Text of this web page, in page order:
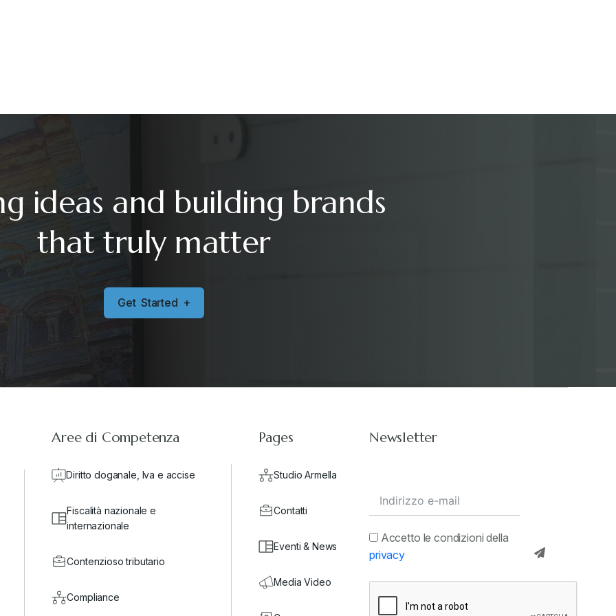
ideas and building brands
that truly matter
Get Started +
Aree di Competenza
Diritto doganale, Iva e accise
Fiscalità nazionale e
internazionale
Contenzioso tributario
Compliance
Pages
Studio Armella
Contatti
Eventi & News
Media Video
Newsletter
Accetto le condizioni della
privacy